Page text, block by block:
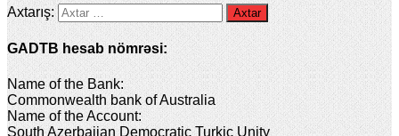
Axtarış:
GADTB hesab nömrəsi:
Name of the Bank:
Commonwealth bank of Australia
Name of the Account:
South Azerbaijan Democratic Turkic Unity